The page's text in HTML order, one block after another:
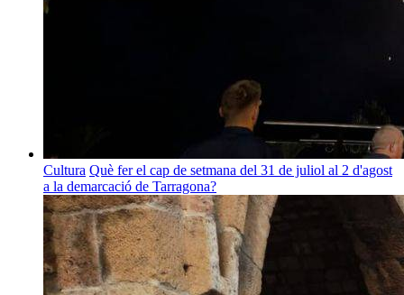
Cultura Què fer el cap de setmana del 31 de juliol al 2 d'agost
a la demarcació de Tarragona?